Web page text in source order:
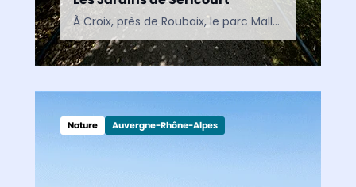
À Croix, près de Roubaix, le parc Mallet-Stevens est un jardin contemporain où nature, architecture et art se rencontrent. Un espace de découverte inspiré par le modernisme et situé à…
Nature Auvergne-Rhône-Alpes